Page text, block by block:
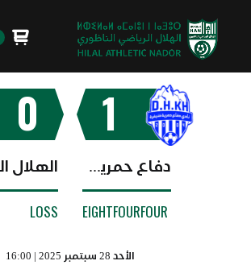
1
دفاع حمرية خنيفرة
EIGHTFOURFOUR
0
LOSS
الأحد 28 سبتمبر 2025 | 16:00